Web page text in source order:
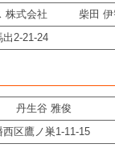
ス 株式会社 柴田 伊
2-21-24
丹生谷 雅俊
区鷹ノ巣1-11-15